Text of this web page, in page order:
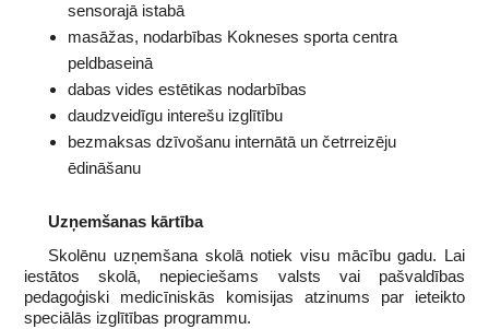
sensorajā istabā
masāžas, nodarbības Kokneses sporta centra
peldbaseinā
dabas vides estētikas nodarbības
daudzveidīgu interešu izglītību
bezmaksas dzīvošanu internātā un četrreizēju
ēdināšanu
Uzņemšanas kārtība
Skolēnu uzņemšana skolā notiek visu mācību gadu. Lai
iestātos skolā, nepieciešams valsts vai pašvaldības
pedagoģiski medicīniskās komisijas atzinums par ieteikto
speciālās izglītības programmu.